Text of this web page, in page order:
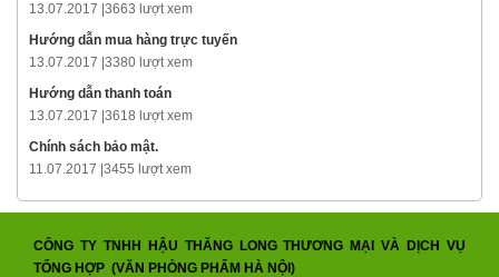
13.07.2017 | 3663 lượt xem
Hướng dẫn mua hàng trực tuyến
13.07.2017 | 3380 lượt xem
Hướng dẫn thanh toán
13.07.2017 | 3618 lượt xem
Chính sách bảo mật.
11.07.2017 | 3455 lượt xem
CÔNG TY TNHH HẬU THĂNG LONG THƯƠNG MẠI VÀ DỊCH VỤ
TỔNG HỢP (VĂN PHÒNG PHẨM HÀ NỘI)